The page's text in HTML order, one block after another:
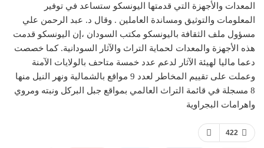
المعدات والأجهزة التي قدمتها اليونسكو ستساعد في توفير
المعلومات والتوثيق ومساندة العاملين . وقال د. عبد الرحمن علي
مسؤول ملف الثقافة باليونسكو مكتب السودان ،إن اليونسكو قدمت
هذه الأجهزة والمعدات لحماية التراث والآثار السودانية. كما خصصت
دعما ماليا لهيئة الآثار لدعم عدد خمسة متاحف بالولايات الآمنة
وعملت على تقييم المخاطر لعدد 9 مواقع بالشمالية ونهر النيل منها
8 مسجلة في قائمة التراث العالمي بمواقع جبل البركل ونبته ومروي
واهرامات البجراوية
422